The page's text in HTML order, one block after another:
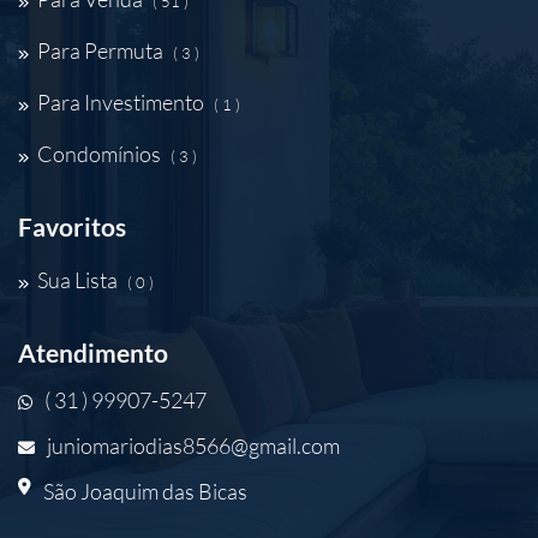
Para Permuta ( 3 )
Para Investimento ( 1 )
Condomínios ( 3 )
Favoritos
Sua Lista ( 0 )
Atendimento
( 31 ) 99907-5247
juniomariodias8566@gmail.com
São Joaquim das Bicas